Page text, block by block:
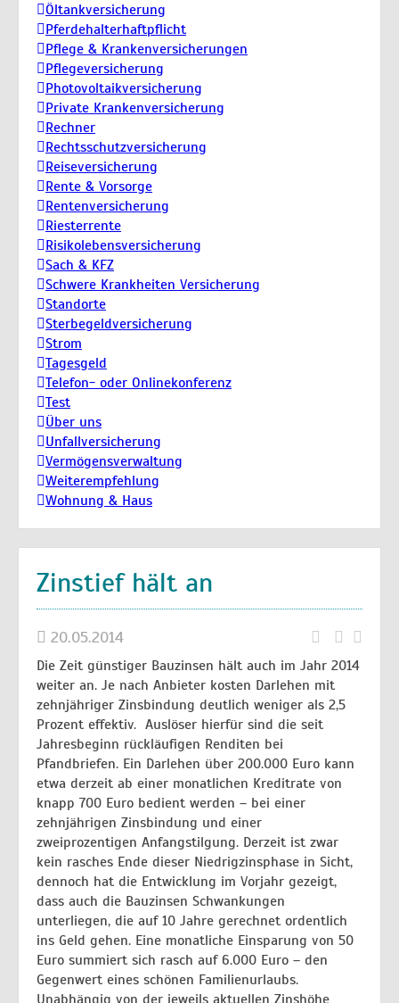
Öltankversicherung
Pferdehalterhaftpflicht
Pflege & Krankenversicherungen
Pflegeversicherung
Photovoltaikversicherung
Private Krankenversicherung
Rechner
Rechtsschutzversicherung
Reiseversicherung
Rente & Vorsorge
Rentenversicherung
Riesterrente
Risikolebensversicherung
Sach & KFZ
Schwere Krankheiten Versicherung
Standorte
Sterbegeldversicherung
Strom
Tagesgeld
Telefon- oder Onlinekonferenz
Test
Über uns
Unfallversicherung
Vermögensverwaltung
Weiterempfehlung
Wohnung & Haus
Zinstief hält an
20.05.2014
Die Zeit günstiger Bauzinsen hält auch im Jahr 2014
weiter an. Je nach Anbieter kosten Darlehen mit
zehnjähriger Zinsbindung deutlich weniger als 2,5
Prozent effektiv. Auslöser hierfür sind die seit
Jahresbeginn rückläufigen Renditen bei
Pfandbriefen. Ein Darlehen über 200.000 Euro kann
etwa derzeit ab einer monatlichen Kreditrate von
knapp 700 Euro bedient werden – bei einer
zehnjährigen Zinsbindung und einer
zweiprozentigen Anfangstilgung. Derzeit ist zwar
kein rasches Ende dieser Niedrigzinsphase in Sicht,
dennoch hat die Entwicklung im Vorjahr gezeigt,
dass auch die Bauzinsen Schwankungen
unterliegen, die auf 10 Jahre gerechnet ordentlich
ins Geld gehen. Eine monatliche Einsparung von 50
Euro summiert sich rasch auf 6.000 Euro – den
Gegenwert eines schönen Familienurlaubs.
Unabhängig von der jeweils aktuellen Zinshöhe